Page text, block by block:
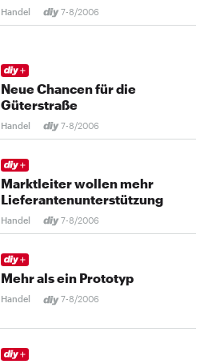
Handel 7-8/2006
Neue Chancen für die
Güterstraße
Handel 7-8/2006
Marktleiter wollen mehr
Lieferantenunterstützung
Handel 7-8/2006
Mehr als ein Prototyp
Handel 7-8/2006